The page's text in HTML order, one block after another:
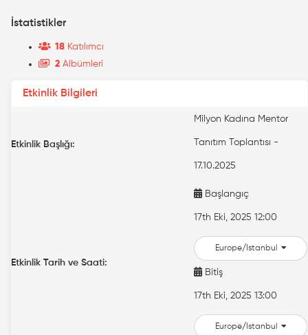
İstatistikler
18 Katılımcı
2 Albümleri
Etkinlik Bilgileri
Etkinlik Başlığı:
Milyon Kadına Mentor
Tanıtım Toplantısı -
17.10.2025
Etkinlik Tarih ve Saati:
Başlangıç
17th Eki, 2025 12:00
Europe/Istanbul
Bitiş
17th Eki, 2025 13:00
Europe/Istanbul